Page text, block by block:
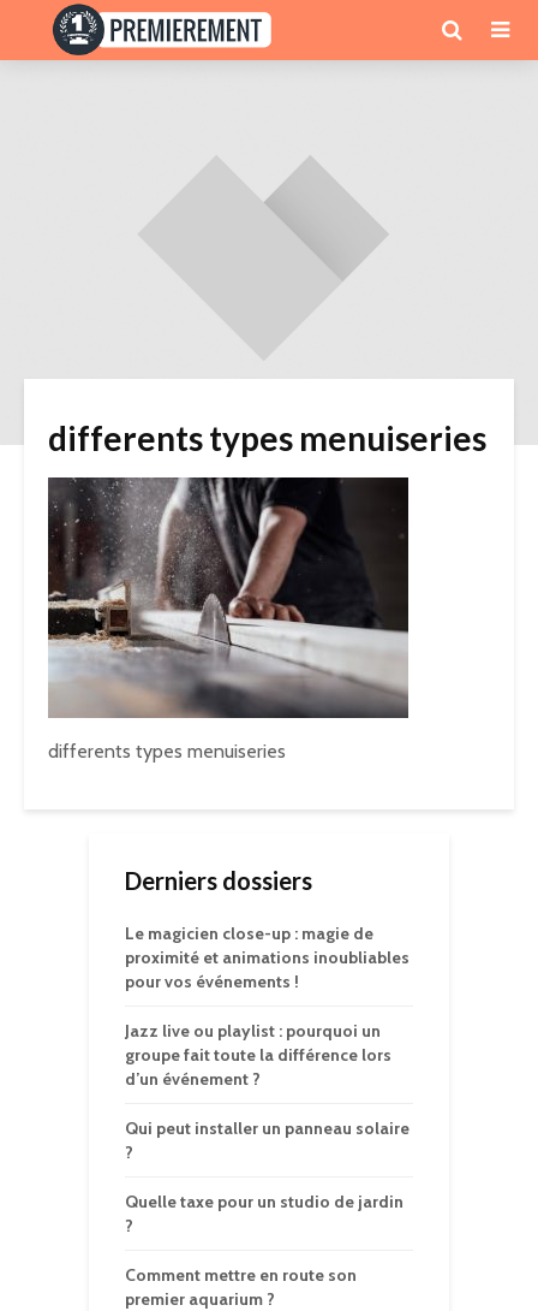
differents types menuiseries
differents types menuiseries
Derniers dossiers
Le magicien close-up : magie de
proximité et animations inoubliables
pour vos événements !
Jazz live ou playlist : pourquoi un
groupe fait toute la différence lors
d’un événement ?
Qui peut installer un panneau solaire
?
Quelle taxe pour un studio de jardin
?
Comment mettre en route son
premier aquarium ?